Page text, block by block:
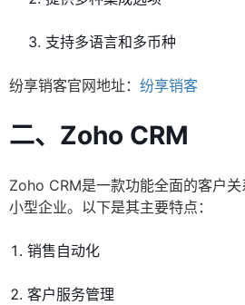
支持多语言和多币种
纷享销客官网地址： 纷享销客
二、Zoho CRM
Zoho CRM是一款功能全面的客户
小型企业。以下是其主要特点：
销售自动化
客户服务管理